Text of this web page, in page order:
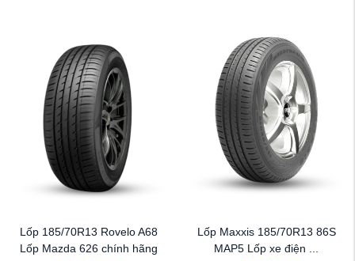
Lốp 185/70R13 Rovelo A68
Lốp Mazda 626 chính hãng
Lốp Maxxis 185/70R13 86S
MAP5 Lốp xe điện ...